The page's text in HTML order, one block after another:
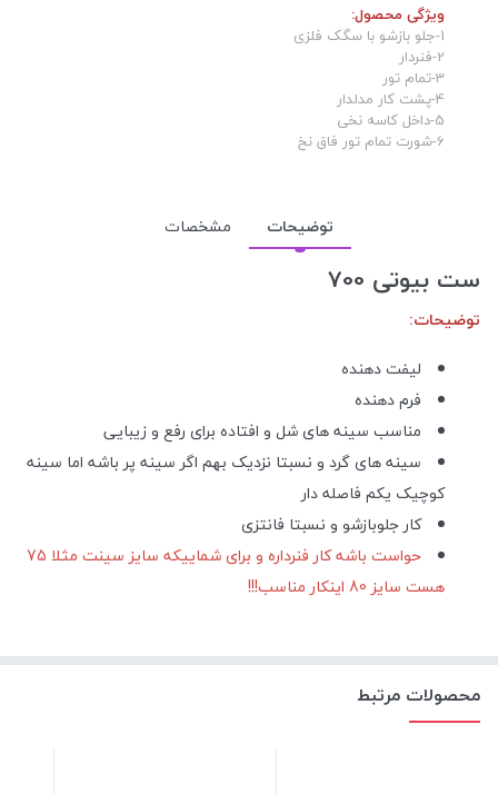
ویژگی محصول:
1-جلو بازشو با سگک فلزی
2-فنردار
3-تمام تور
4-پشت کار مدلدار
5-داخل کاسه نخی
6-شورت تمام تور فاق نخ
توضیحات مشخصات
ست بیوتی 700
توضیحات:
لیفت دهنده
فرم دهنده
مناسب سینه های شل و افتاده برای رفع و زیبایی
سینه های گرد و نسبتا نزدیک بهم اگر سینه پر باشه اما سینه
کوچیک یکم فاصله دار
کار جلوبازشو و نسبتا فانتزی
حواست باشه کار فنرداره و برای شماییکه سایز سینت مثلا 75
هست سایز 80 اینکار مناسب!!!
محصولات مرتبط